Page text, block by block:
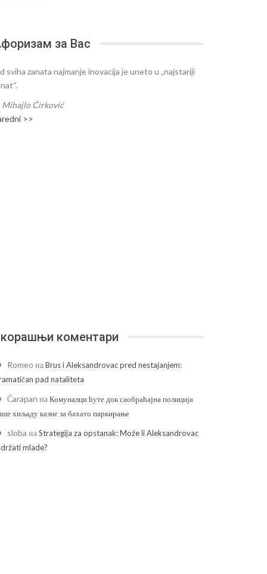
за Вас
sviha zanata najmanje inovacija je uneto u „najstariji
Mihajlo Ćirković
>>
коментари
Romeo наBrus i Aleksandrovac pred nestajanjem:
pad nataliteta
Čarapan наКомуналци ћуте док саобраћајна полиција
хиљаду казне за бахато паркирање
sloba наStrategija za opstanak: Može li Aleksandrovac
mlade?